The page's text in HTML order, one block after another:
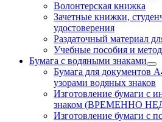
Волонтерская книжка
Зачетные книжки,
удостоверения
Раздаточный материал
Учебные пособия и
Бумага с водяными знаками
Бумага для документов
узорами водяных знаков
Изготовление бумаги с
знаком (ВРЕМЕННО
Изготовление бумаги с